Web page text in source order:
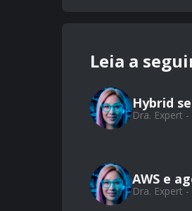
Leia a
Hybrid
Dra. Expert
AWS e
Dra. Expert